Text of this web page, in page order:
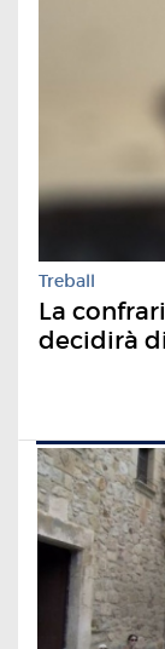
Treball
La
decidirà